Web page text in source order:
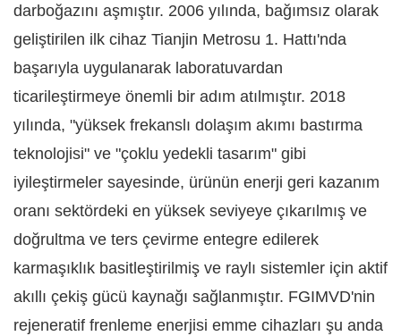
darboğazını aşmıştır. 2006 yılında, bağımsız olarak
geliştirilen ilk cihaz Tianjin Metrosu 1. Hattı'nda
başarıyla uygulanarak laboratuvardan
ticarileştirmeye önemli bir adım atılmıştır. 2018
yılında, "yüksek frekanslı dolaşım akımı bastırma
teknolojisi" ve "çoklu yedekli tasarım" gibi
iyileştirmeler sayesinde, ürünün enerji geri kazanım
oranı sektördeki en yüksek seviyeye çıkarılmış ve
doğrultma ve ters çevirme entegre edilerek
karmaşıklık basitleştirilmiş ve raylı sistemler için aktif
akıllı çekiş gücü kaynağı sağlanmıştır. FGIMVD'nin
rejeneratif frenleme enerjisi emme cihazları şu anda